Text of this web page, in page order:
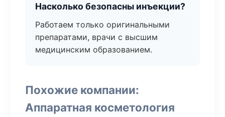
Насколько безопасны инъекции?
Работаем только оригинальными
препаратами, врачи с высшим
медицинским образованием.
Похожие компании:
Аппаратная косметология